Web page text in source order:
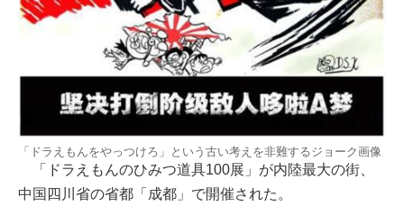
「ドラえもんをやっつけろ」という古い考えを非難するジョーク画像
「ドラえもんのひみつ道具100展」が内陸最大の街、
中国四川省の省都「成都」で開催された。